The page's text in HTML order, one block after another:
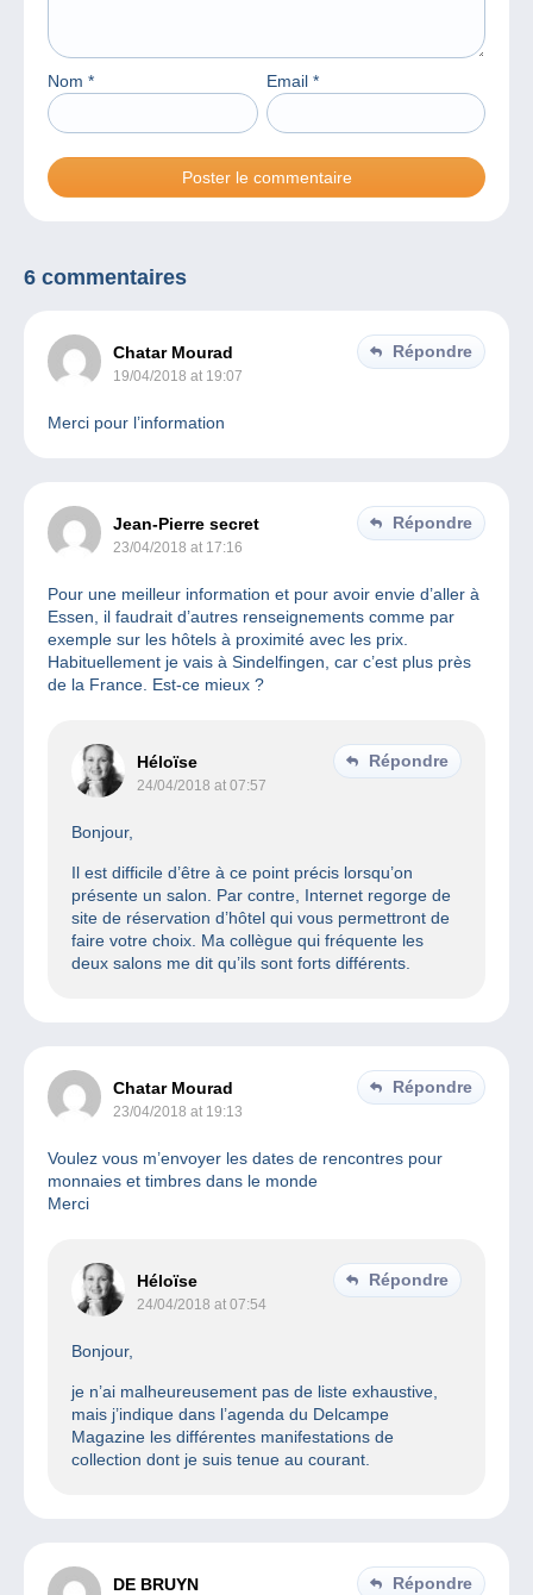
Nom * Email *
6 commentaires
Chatar Mourad
19/04/2018 at 19:07
Répondre
Merci pour l’information
Jean-Pierre secret
23/04/2018 at 17:16
Répondre
Pour une meilleur information et pour avoir envie d’aller à
Essen, il faudrait d’autres renseignements comme par
exemple sur les hôtels à proximité avec les prix.
Habituellement je vais à Sindelfingen, car c’est plus près
de la France. Est-ce mieux ?
Héloïse
24/04/2018 at 07:57
Répondre
Bonjour,
Il est difficile d’être à ce point précis lorsqu’on
présente un salon. Par contre, Internet regorge de
site de réservation d’hôtel qui vous permettront de
faire votre choix. Ma collègue qui fréquente les
deux salons me dit qu’ils sont forts différents.
Chatar Mourad
23/04/2018 at 19:13
Répondre
Voulez vous m’envoyer les dates de rencontres pour
monnaies et timbres dans le monde
Merci
Héloïse
24/04/2018 at 07:54
Répondre
Bonjour,
je n’ai malheureusement pas de liste exhaustive,
mais j’indique dans l’agenda du Delcampe
Magazine les différentes manifestations de
collection dont je suis tenue au courant.
DE BRUYN Répondre